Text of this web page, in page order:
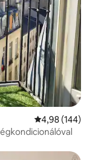
Átlagos
4,98 (144)